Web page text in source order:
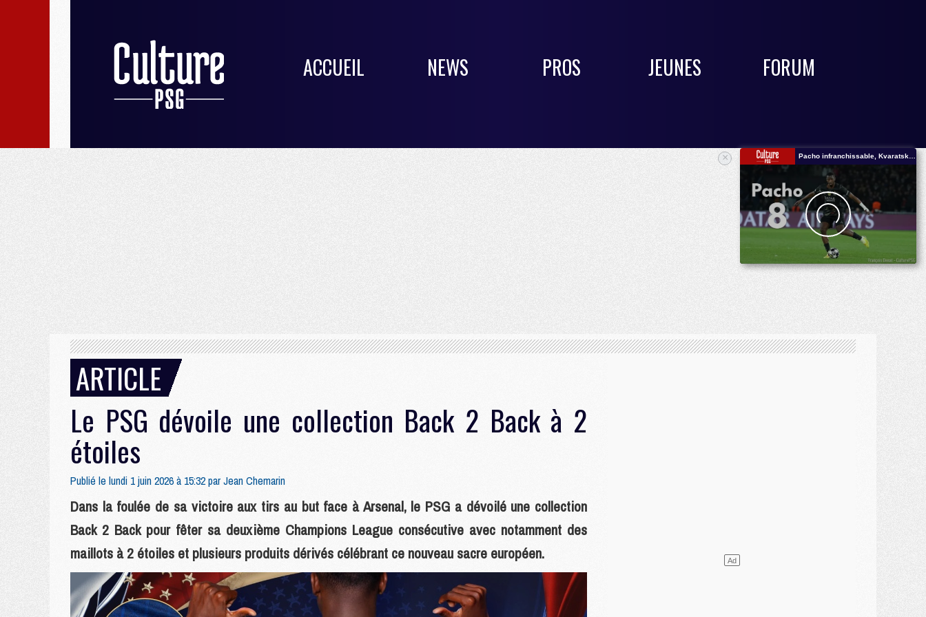
ACCUEIL NEWS PROS JEUNES FORUM
ARTICLE
Le PSG dévoile une collection Back 2 Back à 2
étoiles
Publié le lundi 1 juin 2026 à 15:32 parJean Chemarin
Dans la foulée de sa victoire aux tirs au but face à Arsenal, le PSG a dévoilé une collection
Back 2 Back pour fêter sa deuxième Champions League consécutive avec notamment des
maillots à 2 étoiles et plusieurs produits dérivés célébrant ce nouveau sacre européen.
×